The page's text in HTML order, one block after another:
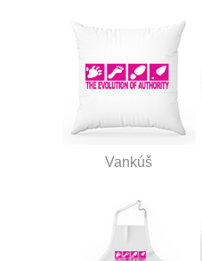
Vankúš